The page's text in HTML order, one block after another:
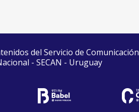
del Servicio de Comunicación
- SECAN - Uruguay